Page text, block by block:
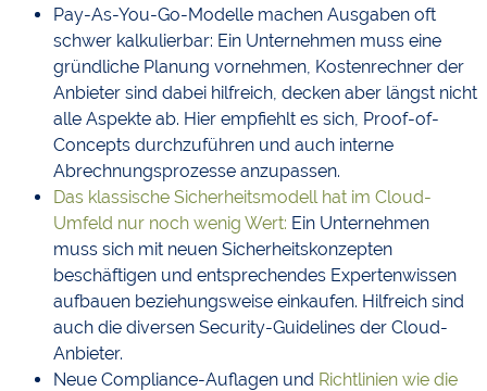
Pay-As-You-Go-Modelle machen Ausgaben oft
schwer kalkulierbar: Ein Unternehmen muss eine
gründliche Planung vornehmen, Kostenrechner der
Anbieter sind dabei hilfreich, decken aber längst nicht
alle Aspekte ab. Hier empfiehlt es sich, Proof-of-
Concepts durchzuführen und auch interne
Abrechnungsprozesse anzupassen.
Das klassische Sicherheitsmodell hat im Cloud-
Umfeld nur noch wenig Wert: Ein Unternehmen
muss sich mit neuen Sicherheitskonzepten
beschäftigen und entsprechendes Expertenwissen
aufbauen beziehungsweise einkaufen. Hilfreich sind
auch die diversen Security-Guidelines der Cloud-
Anbieter.
Neue Compliance-Auflagen und Richtlinien wie die